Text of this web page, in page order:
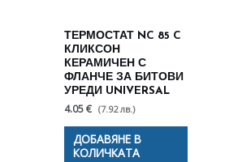
ТЕРМОСТАТ NC 85 C
КЛИКСОН
КЕРАМИЧЕН С
ФЛАНЧЕ ЗА БИТОВИ
УРЕДИ UNIVERSAL
4.05 € (7.92 лв.)
ДОБАВЯНЕ В
КОЛИЧКАТА